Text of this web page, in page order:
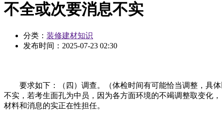
不全或次要消息不实
分类： 装修建材知识
发布时间： 2025-07-23 02:30
要求如下：（四）调查。（体检时间有可能恰当调整，具体
不实，若考生面孔为中员，因为各方面环境的不竭调整取变化
材料和消息的实正在性担任。